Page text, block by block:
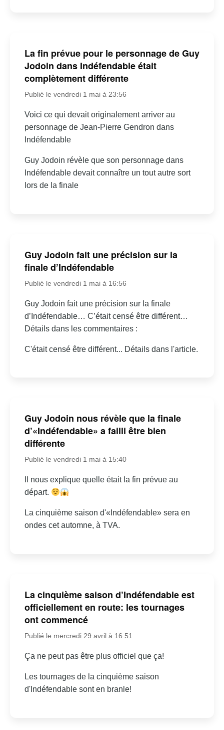
La fin prévue pour le personnage de Guy
Jodoin dans Indéfendable était
complètement différente
Publié le vendredi 1 mai à 23:56
Voici ce qui devait originalement arriver au
personnage de Jean-Pierre Gendron dans
Indéfendable
Guy Jodoin révèle que son personnage dans
Indéfendable devait connaître un tout autre sort
lors de la finale
Guy Jodoin fait une précision sur la
finale d’Indéfendable
Publié le vendredi 1 mai à 16:56
Guy Jodoin fait une précision sur la finale
d’Indéfendable… C’était censé être différent…
Détails dans les commentaires :
C'était censé être différent... Détails dans l'article.
Guy Jodoin nous révèle que la finale
d’«Indéfendable» a failli être bien
différente
Publié le vendredi 1 mai à 15:40
Il nous explique quelle était la fin prévue au
départ.
La cinquième saison d'«Indéfendable» sera en
ondes cet automne, à TVA.
La cinquième saison d’Indéfendable est
officiellement en route: les tournages
ont commencé
Publié le mercredi 29 avril à 16:51
Ça ne peut pas être plus officiel que ça!
Les tournages de la cinquième saison
d'Indéfendable sont en branle!